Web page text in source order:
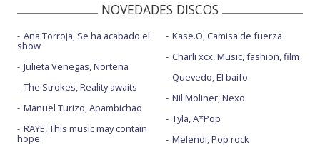
NOVEDADES DISCOS
Ana Torroja, Se ha acabado el
show
Julieta Venegas, Norteña
The Strokes, Reality awaits
Manuel Turizo, Apambichao
RAYE, This music may contain
hope.
Kase.O, Camisa de fuerza
Charli xcx, Music, fashion, film
Quevedo, El baifo
Nil Moliner, Nexo
Tyla, A*Pop
Melendi, Pop rock